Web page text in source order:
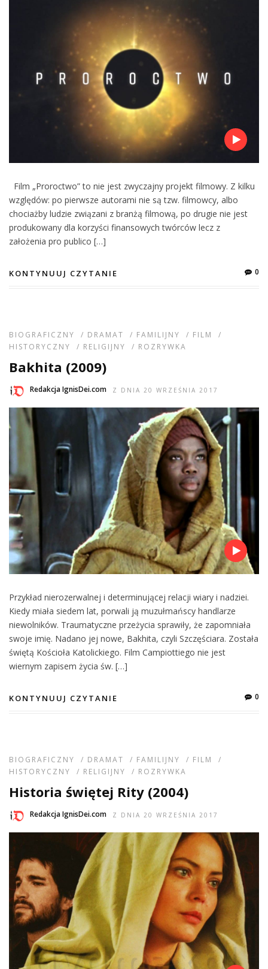
Film „Proroctwo” to nie jest zwyczajny projekt filmowy. Z kilku
względów: po pierwsze autorami nie są tzw. filmowcy, albo
chociażby ludzie związani z branżą filmową, po drugie nie jest
produkowany dla korzyści finansowych twórców lecz z
założenia pro publico […]
KONTYNUUJ CZYTANIE 0
BIOGRAFICZNY / DRAMAT / FAMILIJNY / FILM
/
HISTORYCZNY
/ RELIGIJNY / ROZRYWKA
Bakhita (2009)
Redakcja IgnisDei.com Z DNIA 20 WRZEŚNIA 2017
Przykład nierozerwalnej i determinującej relacji wiary i nadziei.
Kiedy miała siedem lat, porwali ją muzułmańscy handlarze
niewolników. Traumatyczne przeżycia sprawiły, że zapomniała
swoje imię. Nadano jej nowe, Bakhita, czyli Szczęściara. Została
świętą Kościoła Katolickiego. Film Campiottiego nie jest
wiernym zapisem życia św. […]
KONTYNUUJ CZYTANIE 0
BIOGRAFICZNY / DRAMAT / FAMILIJNY / FILM
/
HISTORYCZNY
/ RELIGIJNY / ROZRYWKA
Historia świętej Rity (2004)
Redakcja IgnisDei.com Z DNIA 20 WRZEŚNIA 2017